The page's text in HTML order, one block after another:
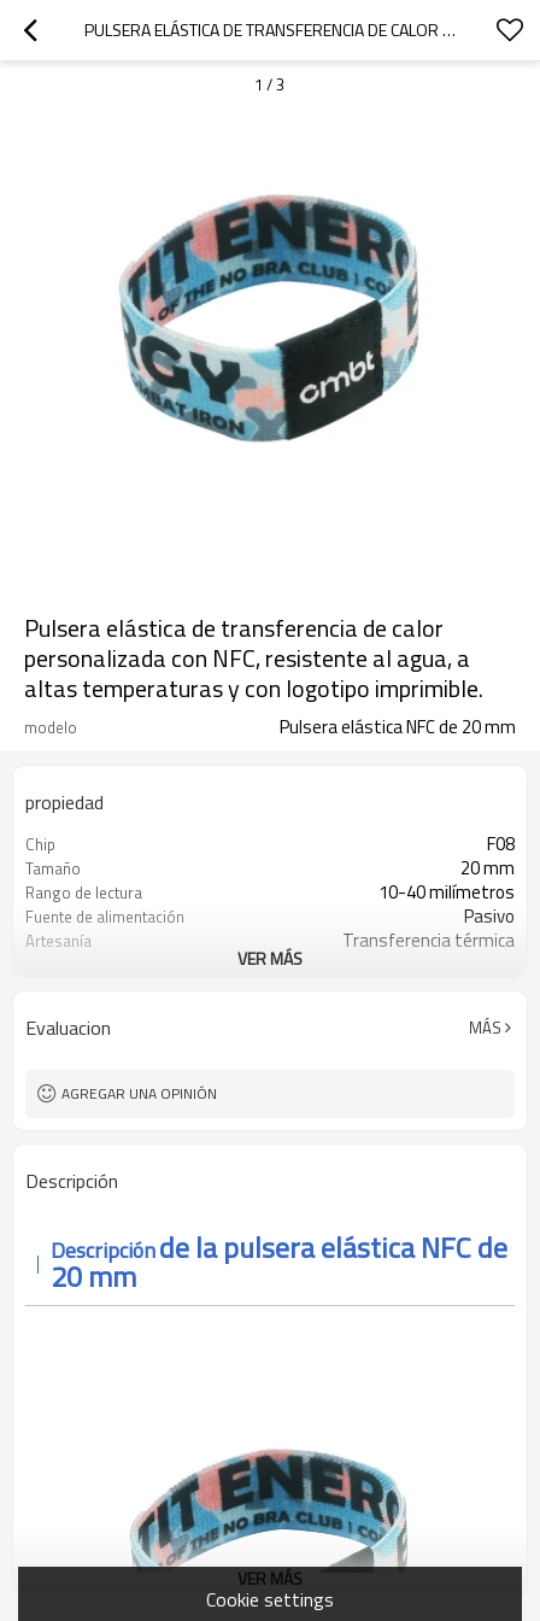
PULSERA ELÁSTICA DE TRANSFERENCIA DE CALOR PERSONALIZADA CON NFC, RESISTENTE AL AGUA, A ALTAS TEMPERATURAS Y CON LOGOTIPO IMPRIMIBLE.
1 /3
Pulsera elástica de transferencia de calor
personalizada con NFC, resistente al agua, a
altas temperaturas y con logotipo imprimible.
modelo Pulsera elástica NFC de 20 mm
propiedad
Chip F08
Tamaño 20 mm
Rango de lectura 10-40 milímetros
Fuente de alimentación Pasivo
Artesanía Transferencia térmica
A prueba de manipulaciones,
Logotipo personalizado
Protocolo ISO 14443A
VER MÁS
Evaluacion MÁS
AGREGAR UNA OPINIÓN
Descripción
Descripciónde la pulsera elástica NFC de
20 mm
VER MÁS
Cookie settings